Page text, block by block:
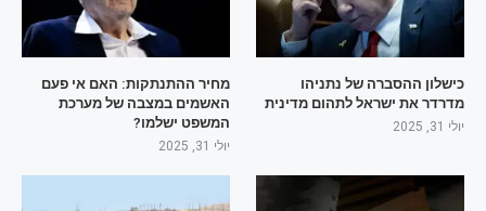
כישלון ההסברה של נתניהו
מדרדר את ישראל לתהום מדינית
יולי 31, 2025
מחיר ההתנתקות: האם אי פעם
האשמים במצבה של מערכת
המשפט ישלמו?
יולי 31, 2025